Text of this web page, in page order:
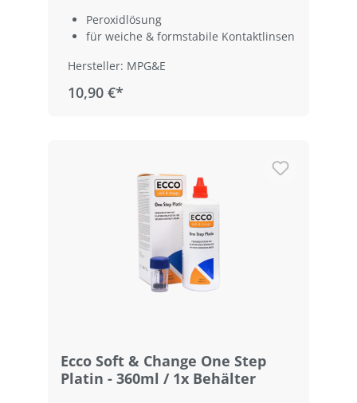
Peroxidlösung
für weiche & formstabile Kontaktlinsen
Hersteller: MPG&E
10,90 €*
Ecco Soft & Change One Step
Platin - 360ml / 1x Behälter